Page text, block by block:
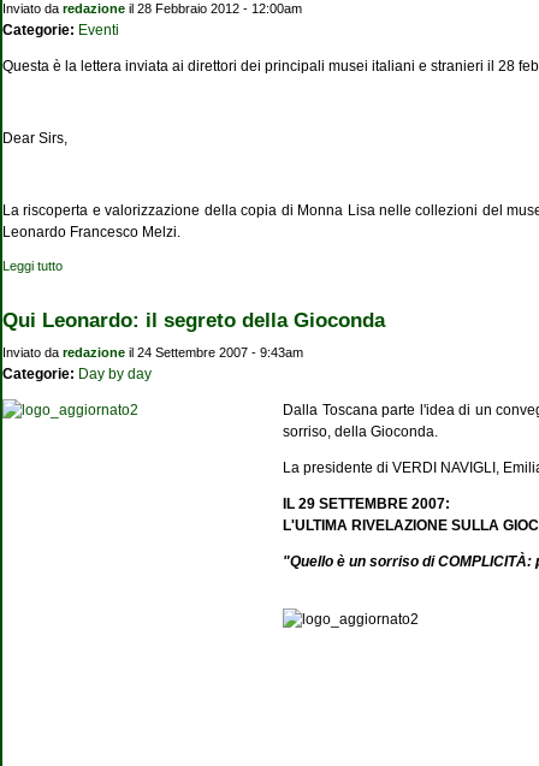
Inviato da redazione il 28 Febbraio 2012 - 12:00am
Categorie: Eventi
Questa è la lettera inviata ai direttori dei principali musei italiani e stranieri il 28
Dear Sirs,
La riscoperta e valorizzazione della copia di Monna Lisa nelle collezioni del
Leonardo Francesco Melzi.
Leggi tutto
Qui Leonardo: il segreto della Gioconda
Inviato da redazione il 24 Settembre 2007 - 9:43am
Categorie: Day by day
Dalla Toscana parte l'idea di un
sorriso, della Gioconda.
La presidente di VERDI NAVIGLI,
IL 29 SETTEMBRE 2007:
L'ULTIMA RIVELAZIONE SULLA
"Quello è un sorriso di